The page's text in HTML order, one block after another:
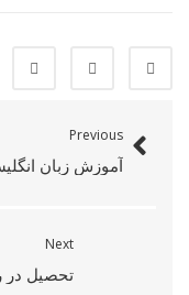
Previous
آموزش زبان
Next
تحصیل در